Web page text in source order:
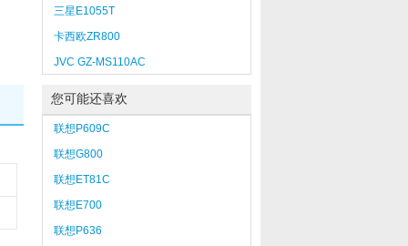
三星E1055T
卡西欧ZR800
JVC GZ-MS110AC
您可能还喜欢
联想P609C
联想G800
联想ET81C
联想E700
联想P636